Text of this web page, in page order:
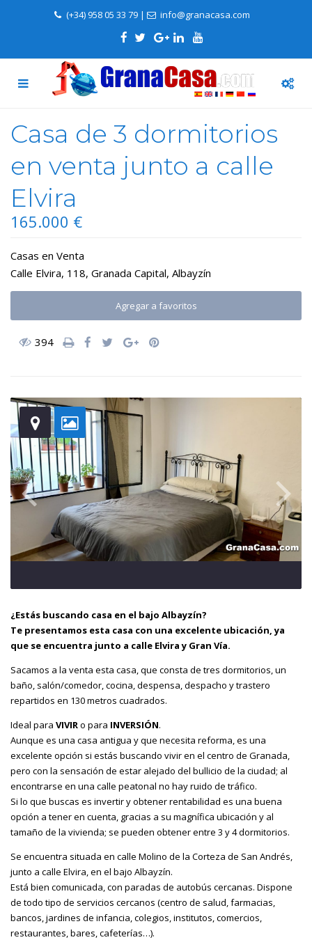
(+34) 958 05 33 79 | info@granacasa.com
Casa de 3 dormitorios
en venta junto a calle
Elvira
165.000 €
Casas en Venta
Calle Elvira, 118, Granada Capital, Albayzín
Agregar a favoritos
394
¿Estás buscando casa en el bajo Albayzín?
Te presentamos esta casa con una excelente ubicación, ya
que se encuentra junto a calle Elvira y Gran Vía.
Sacamos a la venta esta casa, que consta de tres dormitorios, un
baño, salón/comedor, cocina, despensa, despacho y trastero
repartidos en 130 metros cuadrados.
Ideal para VIVIR o para INVERSIÓN.
Aunque es una casa antigua y que necesita reforma, es una
excelente opción si estás buscando vivir en el centro de Granada,
pero con la sensación de estar alejado del bullicio de la ciudad; al
encontrarse en una calle peatonal no hay ruido de tráfico.
Si lo que buscas es invertir y obtener rentabilidad es una buena
opción a tener en cuenta, gracias a su magnífica ubicación y al
tamaño de la vivienda; se pueden obtener entre 3 y 4 dormitorios.
Se encuentra situada en calle Molino de la Corteza de San Andrés,
junto a calle Elvira, en el bajo Albayzín.
Está bien comunicada, con paradas de autobús cercanas. Dispone
de todo tipo de servicios cercanos (centro de salud, farmacias,
bancos, jardines de infancia, colegios, institutos, comercios,
restaurantes, bares, cafeterías…).